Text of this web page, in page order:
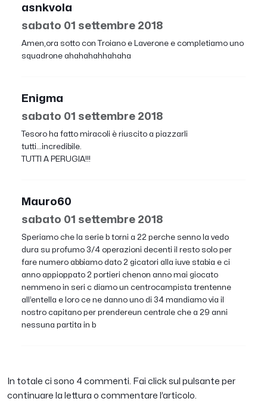
asnkvola
sabato 01 settembre 2018
Amen,ora sotto con Troiano e Laverone e completiamo uno
squadrone ahahahahhahaha
Enigma
sabato 01 settembre 2018
Tesoro ha fatto miracoli è riuscito a piazzarli
tutti...incredibile.
TUTTI A PERUGIA!!!
Mauro60
sabato 01 settembre 2018
Speriamo che la serie b torni a 22 perche senno la vedo
dura su profumo 3/4 operazioni decenti il resto solo per
fare numero abbiamo dato 2 gicatori alla iuve stabia e ci
anno appioppato 2 portieri chenon anno mai giocato
nemmeno in seri c diamo un centrocampista trentenne
all’entella e loro ce ne danno uno di 34 mandiamo via il
nostro capitano per prendereun centrale che a 29 anni
nessuna partita in b
In totale ci sono 4 commenti. Fai click sul pulsante per
continuare la lettura o commentare l’articolo.